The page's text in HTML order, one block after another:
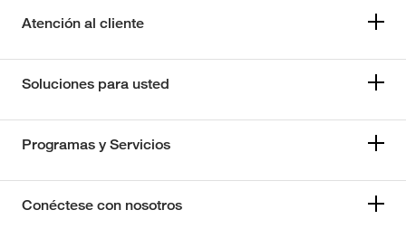
Atención al cliente
Soluciones para usted
Programas y Servicios
Conéctese con nosotros